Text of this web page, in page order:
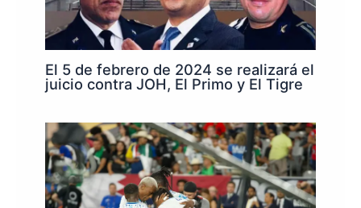
El 5 de febrero de 2024 se realizará el
juicio contra JOH, El Primo y El Tigre